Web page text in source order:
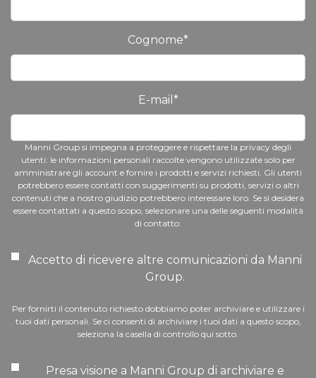
Cognome*
E-mail *
Manni Group si impegna a proteggere e rispettare la privacy degli
utenti: le informazioni personali raccolte vengono utilizzate solo per
amministrare gli account e fornire i prodotti e servizi richiesti. Gli utenti
potrebbero essere contatti con suggerimenti su prodotti, servizi o altri
contenuti che a nostro giudizio potrebbero interessare loro. Se si desidera
essere contattati a questo scopo, selezionare una delle seguenti modalità
di contatto:
Accetto di ricevere altre comunicazioni da Manni
Group.
Per fornirti il contenuto richiesto dobbiamo poter archiviare e utilizzare i
tuoi dati personali. Se ci consenti di archiviare i tuoi dati a questo scopo,
seleziona la casella di controllo qui sotto.
Presa visione a Manni Group di archiviare e